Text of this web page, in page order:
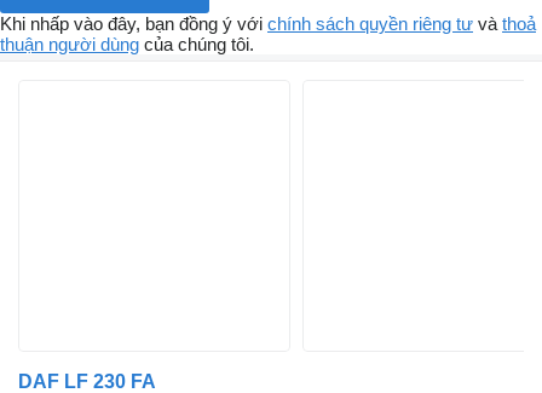
Khi nhấp vào đây, bạn đồng ý với chính sách quyền riêng tư và thoả
thuận người dùng của chúng tôi.
DAF LF 230 FA